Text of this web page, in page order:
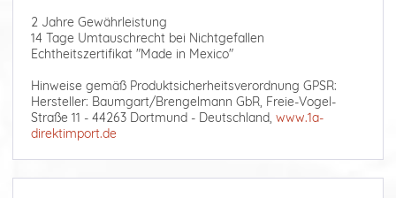
2 Jahre Gewährleistung
14 Tage Umtauschrecht bei Nichtgefallen
Echtheitszertifikat "Made in Mexico"
Hinweise gemäß Produktsicherheitsverordnung GPSR:
Hersteller: Baumgart/Brengelmann GbR, Freie-Vogel-
Straße 11 - 44263 Dortmund - Deutschland, www.1a-
direktimport.de